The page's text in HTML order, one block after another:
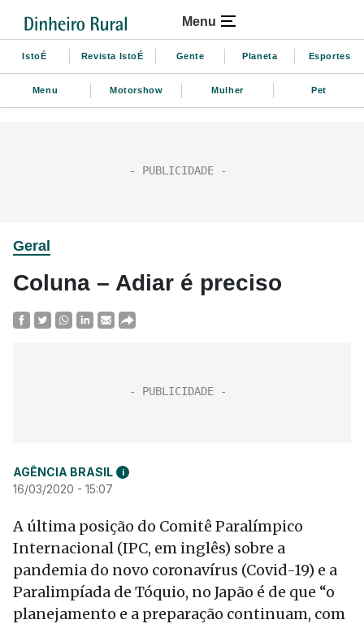
Menu
IstoÉ Revista IstoÉ Gente Planeta Esportes
Menu Motorshow Mulher Pet
Geral
Coluna – Adiar é preciso
AGÊNCIA BRASIL i
16/03/2020 - 15:07
A última posição do Comitê Paralímpico
Internacional (IPC, em inglês) sobre a
pandemia do novo coronavírus (Covid-19) e a
Paralimpíada de Tóquio, no Japão é de que “o
planejamento e a preparação continuam, com